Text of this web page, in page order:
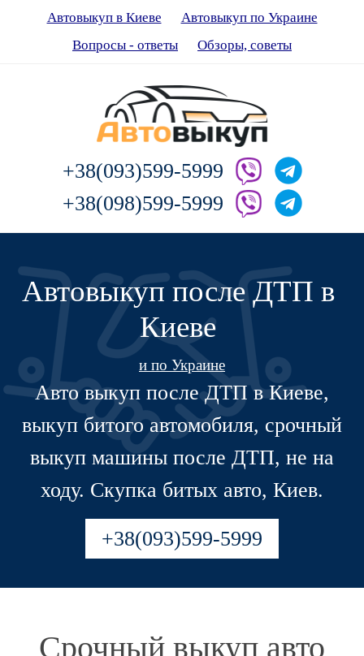
Автовыкуп в Киеве
Автовыкуп по Украине
Вопросы - ответы
Обзоры, советы
+38(093)599-5999
+38(098)599-5999
Автовыкуп после ДТП в
Киеве
и по Украине
Авто выкуп после ДТП в Киеве,
выкуп битого автомобиля, срочный
выкуп машины после ДТП, не на
ходу. Скупка битых авто, Киев.
+38(093)599-5999
Срочный выкуп авто